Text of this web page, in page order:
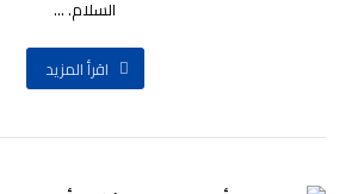
السلام. ...
اقرأ المزيد